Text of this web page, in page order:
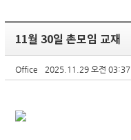
11월 30일 촌모임 교재
Office 2025.11.29 오전 03:37